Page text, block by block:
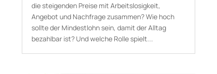
die steigenden Preise mit Arbeitslosigkeit,
Angebot und Nachfrage zusammen? Wie hoch
sollte der Mindestlohn sein, damit der Alltag
bezahlbar ist? Und welche Rolle spielt...